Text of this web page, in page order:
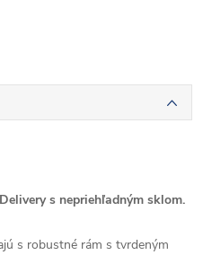
s nepriehľadným sklom.
s robustné rám s tvrdeným